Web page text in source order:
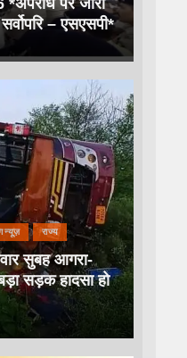
– एसएसपी*
न्यूज़ राज्य
सुबह आगरा-
सड़क हादसा हो